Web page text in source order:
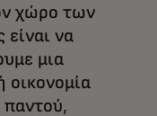
χώρο των
να
μια
οικονομία